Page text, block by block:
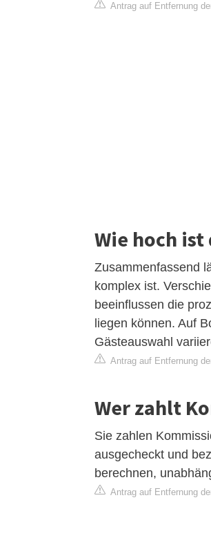
Antrag auf Entfernung
Wie hoch
Zusammenfassend
komplex ist.
beeinflussen die
liegen können. Auf
Gästeauswahl
Antrag auf Entfernung
Wer zahlt
Sie zahlen
ausgecheckt und
berechnen,
Antrag auf Entfernung